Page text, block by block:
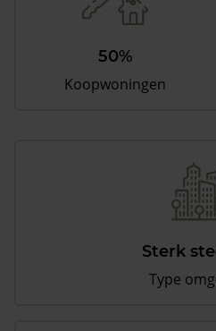
50%
Koopwoningen
Sterk
Type